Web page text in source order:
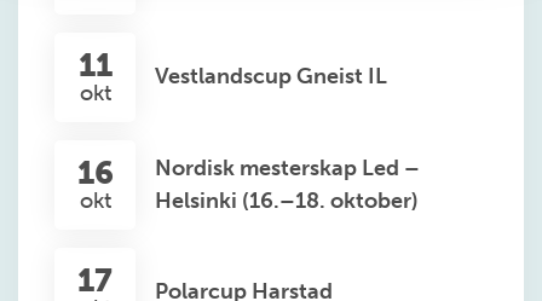
11
okt
Vestlandscup Gneist IL
16
okt
Nordisk mesterskap Led –
Helsinki (16.–18. oktober)
17 Polarcup Harstad